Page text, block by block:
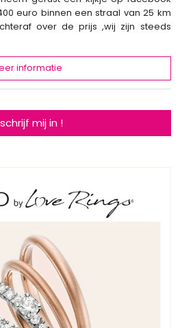
euro binnen een straal van 25 km
over de prijs ,wij zijn steeds
informatie
mij in !